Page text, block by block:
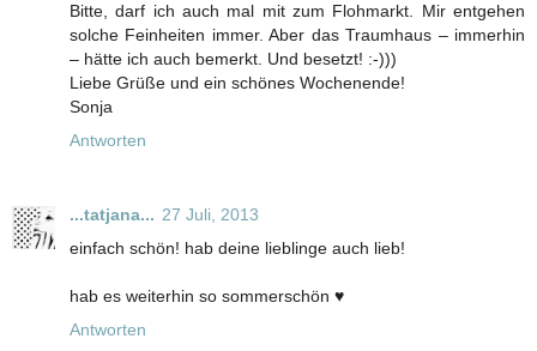
Bitte, darf ich auch mal mit zum Flohmarkt. Mir entgehen
solche Feinheiten immer. Aber das Traumhaus – immerhin
– hätte ich auch bemerkt. Und besetzt! :-)))
Liebe Grüße und ein schönes Wochenende!
Sonja
Antworten
...tatjana... 27 Juli, 2013
einfach schön! hab deine lieblinge auch lieb!
hab es weiterhin so sommerschön ♥
Antworten